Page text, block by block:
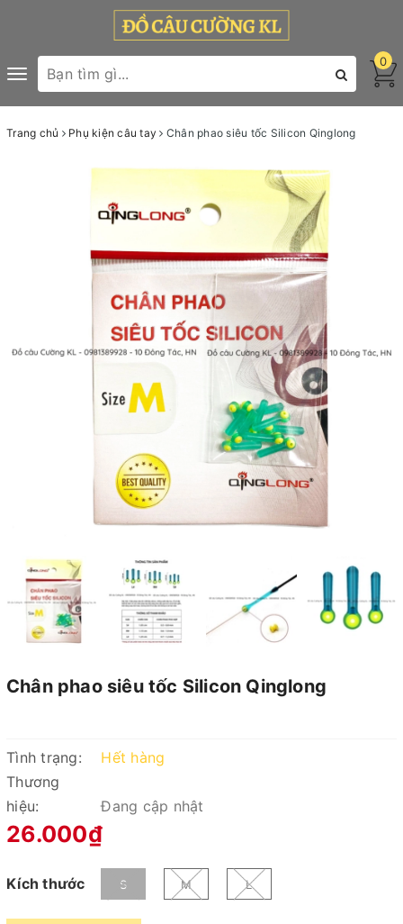
Toggle
navigation
0
Trang chủ Phụ kiện câu tay Chân phao siêu tốc Silicon Qinglong
Chân phao siêu tốc Silicon Qinglong
Tình trạng:
Hết hàng
Thương
hiệu:
Đang cập nhật
26.000₫
Kích thước S M L